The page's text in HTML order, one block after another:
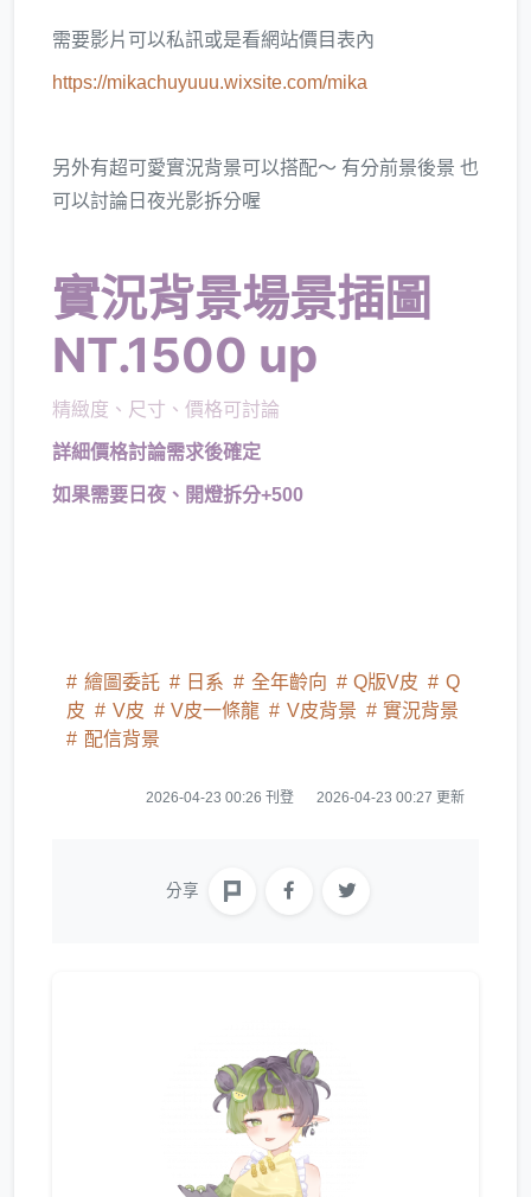
需要影片可以私訊或是看網站價目表內
https://mikachuyuuu.wixsite.com/mika
另外有超可愛實況背景可以搭配～ 有分前景後景 也
可以討論日夜光影拆分喔
實況背景場景插圖
NT.1500 up
精緻度、尺寸、價格可討論
​詳細價格討論需求後確定
如果需要日夜、開燈拆分+500
繪圖委託 日系 全年齡向 Q版V皮
Q
皮
V皮 V皮一條龍 V皮背景
實況背景
配信背景
2026-04-23 00:26 刊登 2026-04-23 00:27 更新
分享